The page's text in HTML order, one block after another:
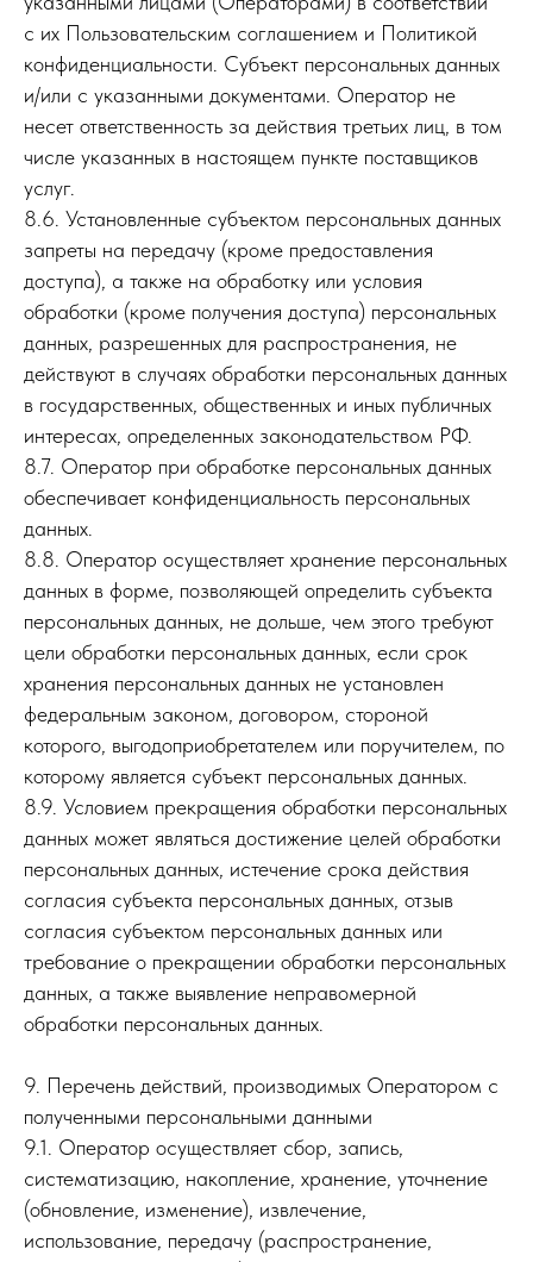
с их Пользовательским соглашением и Политикой
конфиденциальности. Субъект персональных данных
и/или с указанными документами. Оператор не
несет ответственность за действия третьих лиц, в том
числе указанных в настоящем пункте поставщиков
услуг.
8.6. Установленные субъектом персональных данных
запреты на передачу (кроме предоставления
доступа), а также на обработку или условия
обработки (кроме получения доступа) персональных
данных, разрешенных для распространения, не
действуют в случаях обработки персональных данных
в государственных, общественных и иных публичных
интересах, определенных законодательством РФ.
8.7. Оператор при обработке персональных данных
обеспечивает конфиденциальность персональных
данных.
8.8. Оператор осуществляет хранение персональных
данных в форме, позволяющей определить субъекта
персональных данных, не дольше, чем этого требуют
цели обработки персональных данных, если срок
хранения персональных данных не установлен
федеральным законом, договором, стороной
которого, выгодоприобретателем или поручителем, по
которому является субъект персональных данных.
8.9. Условием прекращения обработки персональных
данных может являться достижение целей обработки
персональных данных, истечение срока действия
согласия субъекта персональных данных, отзыв
согласия субъектом персональных данных или
требование о прекращении обработки персональных
данных, а также выявление неправомерной
обработки персональных данных.
9. Перечень действий, производимых Оператором с
полученными персональными данными
9.1. Оператор осуществляет сбор, запись,
систематизацию, накопление, хранение, уточнение
(обновление, изменение), извлечение,
использование, передачу (распространение,